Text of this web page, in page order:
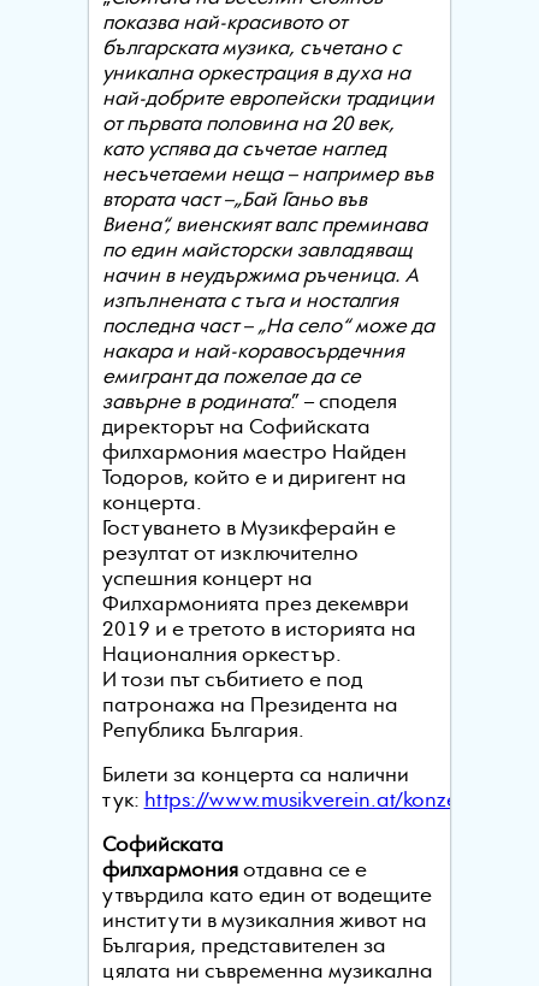
показва най-красивото от
българската музика, съчетано с
уникална оркестрация в духа на
най-добрите европейски традиции
от първата половина на 20 век,
като успява да съчетае наглед
несъчетаеми неща – например във
втората част–„Бай Ганьо във
Виена“, виенският валс преминава
по един майсторски завладяващ
начин в неудържима ръченица. А
изпълнената с тъга и носталгия
последна част – „На село“ може да
накара и най-коравосърдечния
емигрант да пожелае да се
завърне в родината.”– споделя
директорът на Софийската
филхармония маестро Найден
Тодоров, който е и диригент на
концерта.
Гостуването в Музикферайн е
резултат от изключително
успешния концерт на
Филхармонията през декември
2019 и е третото в историята на
Националния оркестър.
И този път събитието е под
патронажа на Президента на
Република България.
Билети за концерта са налични
тук: https://www.musikverein.at/konzert/
Софийската
филхармонияотдавна се е
утвърдила като един от водещите
институти в музикалния живот на
България, представителен за
цялата ни съвременна музикална